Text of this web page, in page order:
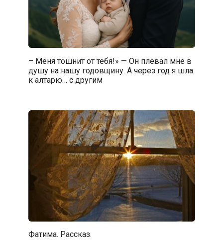
– Меня тошнит от тебя!» — Он плевал мне в
душу на нашу годовщину. А через год я шла
к алтарю… с другим
Фатима. Рассказ.